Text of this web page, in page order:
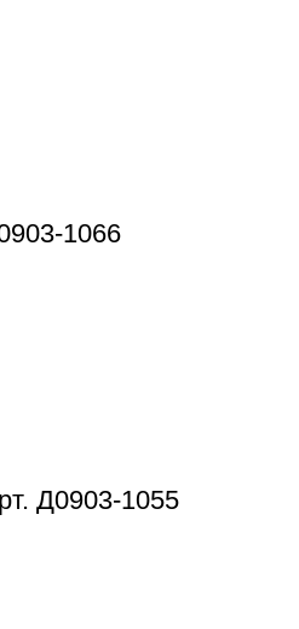
1066
Д0903-1055